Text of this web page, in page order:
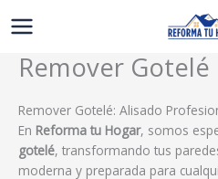
Remover Gotelé
Remover Gotelé: Alisado
En Reforma tu Hogar, somos
gotelé, transformando tus
moderna y preparada para